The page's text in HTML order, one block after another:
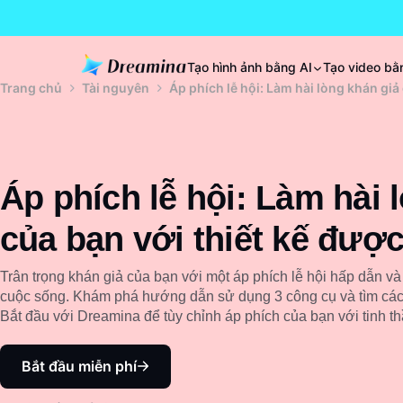
Tạo hình ảnh bằng AI Tạo video
Trang chủ
Tài nguyên Áp phích lễ hội: Làm hài lòng khán
Áp phích lễ hội: Làm hài
của bạn với thiết kế
Trân trọng khán giả của bạn với một áp phích lễ hội hấp dẫn
cuộc sống. Khám phá hướng dẫn sử dụng 3 công cụ và tìm
Bắt đầu với Dreamina để tùy chỉnh áp phích của bạn với tinh
Bắt đầu miễn phí